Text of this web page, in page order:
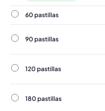
60 pastillas
60 pastillas
90 pastillas
90 pastillas
120 pastillas
120 pastillas
180 pastillas
180 pastillas